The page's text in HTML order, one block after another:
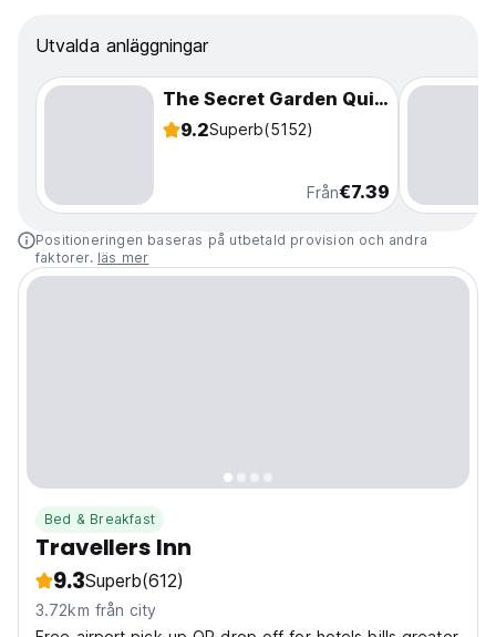
Utvalda anläggningar
The Secret Garden Quito
9.2Superb(5152)
Från€7.39
Positioneringen baseras på utbetald provision och andra
faktorer. läs mer
Bed & Breakfast
Travellers Inn
9.3Superb(612)
3.72km från city